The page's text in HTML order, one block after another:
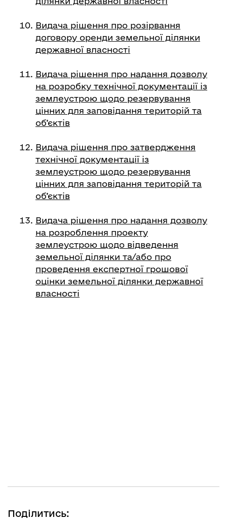
Видача рішення про розірвання
договору оренди земельної ділянки
державної власності
Видача рішення про надання дозволу
на розробку технічної документації із
землеустрою щодо резервування
цінних для заповідання територій та
об’єктів
Видача рішення про затвердження
технічної документації із
землеустрою щодо резервування
цінних для заповідання територій та
об’єктів
Видача рішення про надання дозволу
на розроблення проекту
землеустрою щодо відведення
земельної ділянки та/або про
проведення експертної грошової
оцінки земельної ділянки державної
власності
Поділитись: